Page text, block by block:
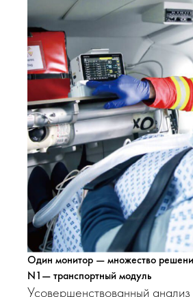
Один монитор — множество
N1— транспортный модуль
Усовершенствованный